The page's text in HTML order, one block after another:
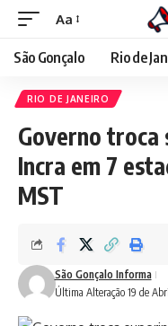
Aa
São Gonçalo Rio de
RIO DE JANEIRO
Governo troca
Incra em 7
MST
Última Alteração 19 de
São Gonçalo Informa